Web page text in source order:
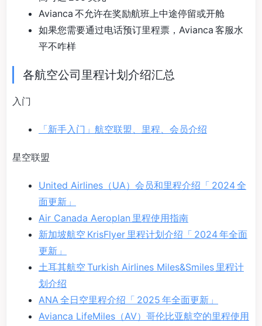
Avianca 不允许在奖励航班上中途停留或开舱
如果您需要通过电话预订里程票，Avianca 客服水
平不咋样
各航空公司里程计划介绍汇总
入门
「新手入门」航空联盟、里程、会员介绍
星空联盟
United Airlines（UA）会员和里程介绍「 2024 全
面更新」
Air Canada Aeroplan 里程使用指南
新加坡航空 KrisFlyer 里程计划介绍「 2024 年全面
更新」
土耳其航空 Turkish Airlines Miles&Smiles 里程计
划介绍
ANA 全日空里程介绍「 2025 年全面更新」
Avianca LifeMiles（AV）哥伦比亚航空的里程使用